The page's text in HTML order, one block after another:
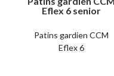
Eflex 6 senior
Patins gardien CCM
Eflex 6